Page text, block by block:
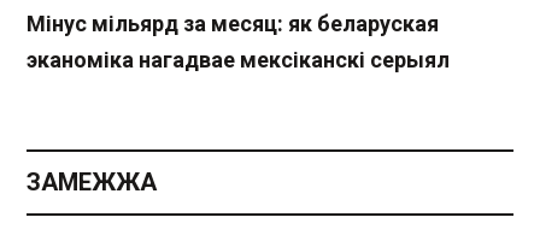
Мінус мільярд за месяц: як беларуская
эканоміка нагадвае мексіканскі серыял
ЗАМЕЖЖА